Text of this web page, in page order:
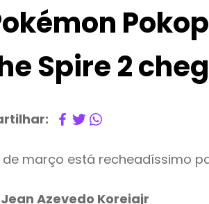
Spire 2
de março está recheadíssimo
Jean Azevedo Koreiajr